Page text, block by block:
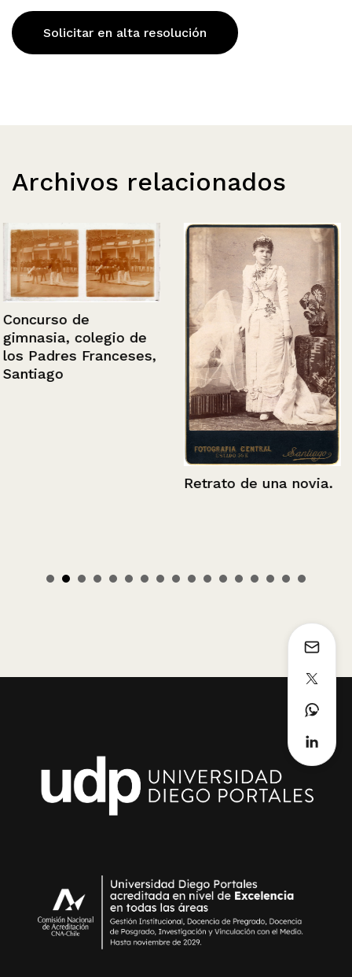
Solicitar en alta resolución
Archivos relacionados
Concurso de
gimnasia, colegio de
los Padres Franceses,
Santiago
Retrato de una novia.